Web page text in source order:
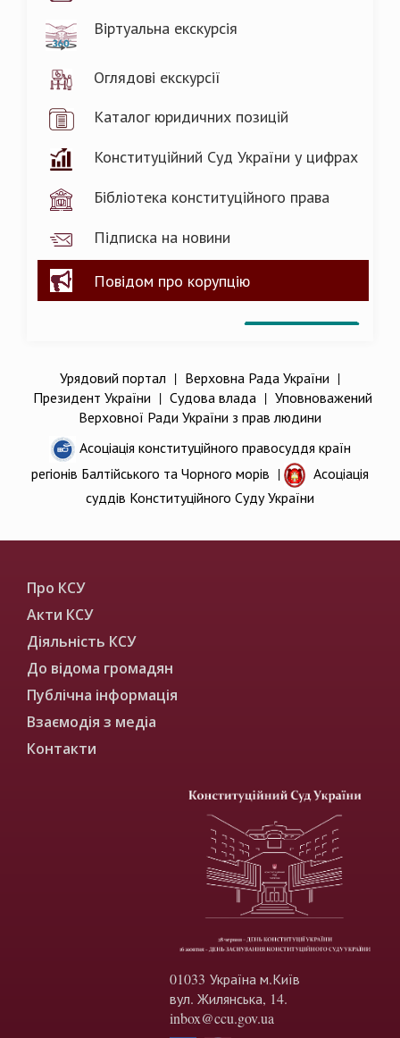
Віртуальна екскурсія
Оглядові екскурсії
Каталог юридичних позицій
Конституційний Суд України у цифрах
Бібліотека конституційного права
Підписка на новини
Повідом про корупцію
Урядовий портал | Верховна Рада України |
Президент України | Судова влада| Уповноважений
Верховної Ради України з прав людини
Асоціація конституційного правосуддя країн
регіонів Балтійського та Чорного морів |
Асоціація
суддів Конституційного Суду України
Про КСУ
Акти КСУ
Діяльність КСУ
До відома громадян
Публічна інформація
Взаємодія з медіа
Контакти
01033 Україна м.Київ
вул. Жилянська, 14.
inbox@ccu.gov.ua